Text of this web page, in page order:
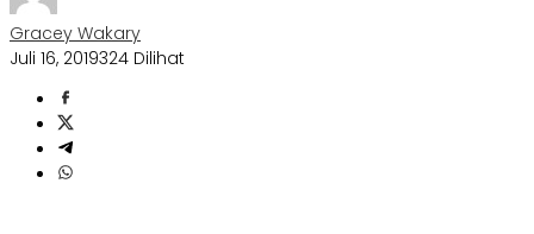
Gracey Wakary
Juli 16, 2019324 Dilihat